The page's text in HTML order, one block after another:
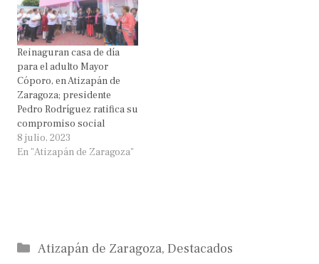
Reinaguran casa de día
para el adulto Mayor
Cóporo, en Atizapán de
Zaragoza; presidente
Pedro Rodríguez ratifica su
compromiso social
8 julio, 2023
En "Atizapán de Zaragoza"
Categorías
Atizapán de Zaragoza, Destacados